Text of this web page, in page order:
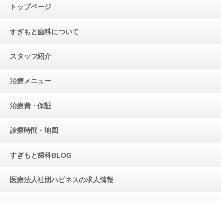
トップページ
すぎもと歯科について
スタッフ紹介
治療メニュー
治療費・保証
診療時間・地図
すぎもと歯科BLOG
医療法人社団ハピネスの求人情報